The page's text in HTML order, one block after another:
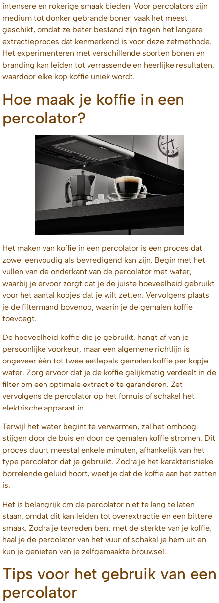
intensere en rokerige smaak bieden. Voor percolators zijn
medium tot donker gebrande bonen vaak het meest
geschikt, omdat ze beter bestand zijn tegen het langere
extractieproces dat kenmerkend is voor deze zetmethode.
Het experimenteren met verschillende soorten bonen en
branding kan leiden tot verrassende en heerlijke resultaten,
waardoor elke kop koffie uniek wordt.
Hoe maak je koffie in een
percolator?
Het maken van koffie in een percolator is een proces dat
zowel eenvoudig als bevredigend kan zijn. Begin met het
vullen van de onderkant van de percolator met water,
waarbij je ervoor zorgt dat je de juiste hoeveelheid gebruikt
voor het aantal kopjes dat je wilt zetten. Vervolgens plaats
je de filtermand bovenop, waarin je de gemalen koffie
toevoegt.
De hoeveelheid koffie die je gebruikt, hangt af van je
persoonlijke voorkeur, maar een algemene richtlijn is
ongeveer één tot twee eetlepels gemalen koffie per kopje
water. Zorg ervoor dat je de koffie gelijkmatig verdeelt in de
filter om een optimale extractie te garanderen. Zet
vervolgens de percolator op het fornuis of schakel het
elektrische apparaat in.
Terwijl het water begint te verwarmen, zal het omhoog
stijgen door de buis en door de gemalen koffie stromen. Dit
proces duurt meestal enkele minuten, afhankelijk van het
type percolator dat je gebruikt. Zodra je het karakteristieke
borrelende geluid hoort, weet je dat de koffie aan het zetten
is.
Het is belangrijk om de percolator niet te lang te laten
staan, omdat dit kan leiden tot overextractie en een bittere
smaak. Zodra je tevreden bent met de sterkte van je koffie,
haal je de percolator van het vuur of schakel je hem uit en
kun je genieten van je zelfgemaakte brouwsel.
Tips voor het gebruik van een
percolator